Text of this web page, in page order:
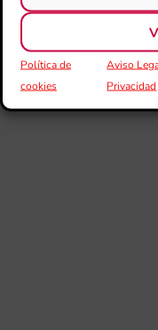
Política de
cookies
Aviso
Privacidad
Joan A. Espinosa
la sociedad musical
¡Escucha este CD